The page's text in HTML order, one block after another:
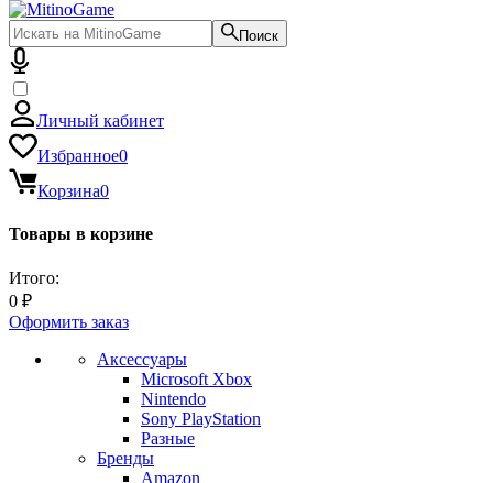
Поиск
Личный кабинет
Избранное0
Корзина0
Товары в корзине
Итого:
0 ₽
Оформить заказ
Аксессуары
Microsoft Xbox
Nintendo
Sony PlayStation
Разные
Бренды
Amazon